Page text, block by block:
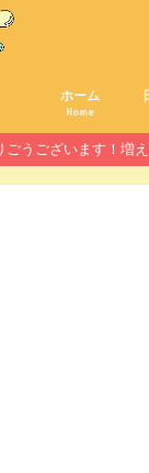
ホーム
Home
うございます！増